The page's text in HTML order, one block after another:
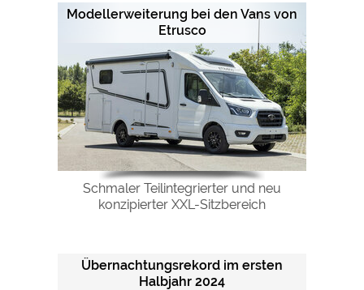
Modellerweiterung bei den Vans von
Etrusco
Schmaler Teilintegrierter und neu
konzipierter XXL-Sitzbereich
Übernachtungsrekord im ersten
Halbjahr 2024